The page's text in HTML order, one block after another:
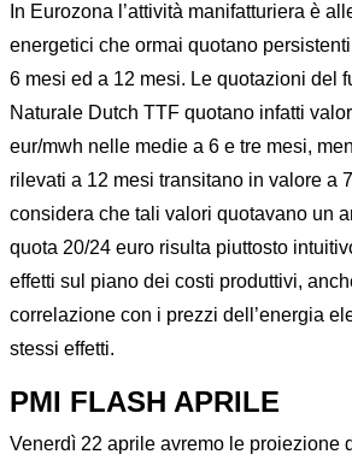
In Eurozona l’attività manifatturiera è
energetici che ormai quotano
6 mesi ed a 12 mesi. Le quotazioni del
Naturale Dutch TTF quotano infatti
eur/mwh nelle medie a 6 e tre mesi,
rilevati a 12 mesi transitano in valore a
considera che tali valori quotavano un
quota 20/24 euro risulta piuttosto
effetti sul piano dei costi produttivi,
correlazione con i prezzi dell’energia
stessi effetti.
PMI FLASH APRILE
Venerdì 22 aprile avremo le proiezione